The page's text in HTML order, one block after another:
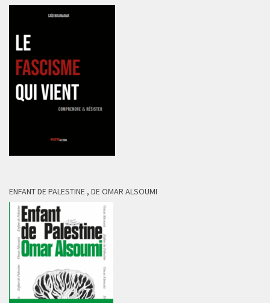
ENFANT DE PALESTINE , DE OMAR ALSOUMI